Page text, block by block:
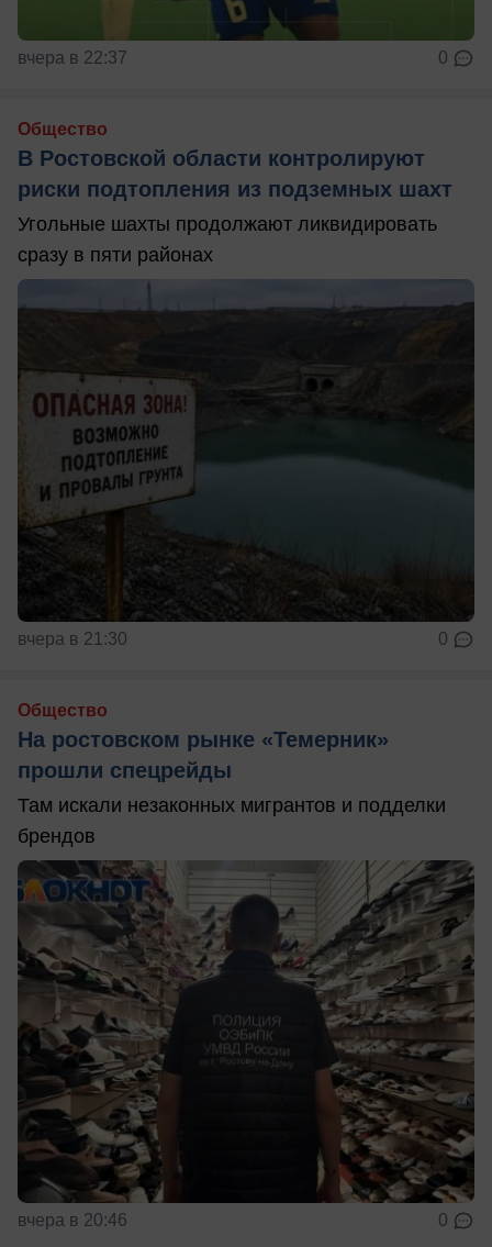
вчера в 22:37 0
Общество
В Ростовской области контролируют
риски подтопления из подземных шахт
Угольные шахты продолжают ликвидировать
сразу в пяти районах
вчера в 21:30 0
Общество
На ростовском рынке «Темерник»
прошли спецрейды
Там искали незаконных мигрантов и подделки
брендов
вчера в 20:46 0